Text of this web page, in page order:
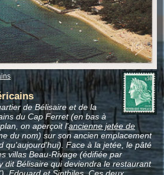
de Bélisaire et de la
du Cap Ferret (en bas à
on aperçoit l'ancienne jetée de
du nom) sur son ancien emplacement
qu'aujourd'hui). Face à la jetée, le pâté
villas Beau-Rivage (édifiée par
dit Bélisaire qui deviendra le restaurant